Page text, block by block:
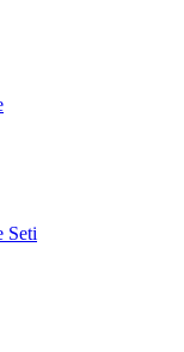
Seti